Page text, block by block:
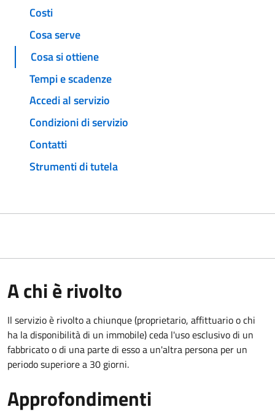
Costi
Cosa serve
Cosa si ottiene
Tempi e scadenze
Accedi al servizio
Condizioni di servizio
Contatti
Strumenti di tutela
A chi è rivolto
Il servizio è rivolto a chiunque (proprietario, affittuario o chi
ha la disponibilità di un immobile) ceda l'uso esclusivo di un
fabbricato o di una parte di esso a un'altra persona per un
periodo superiore a 30 giorni.
Approfondimenti